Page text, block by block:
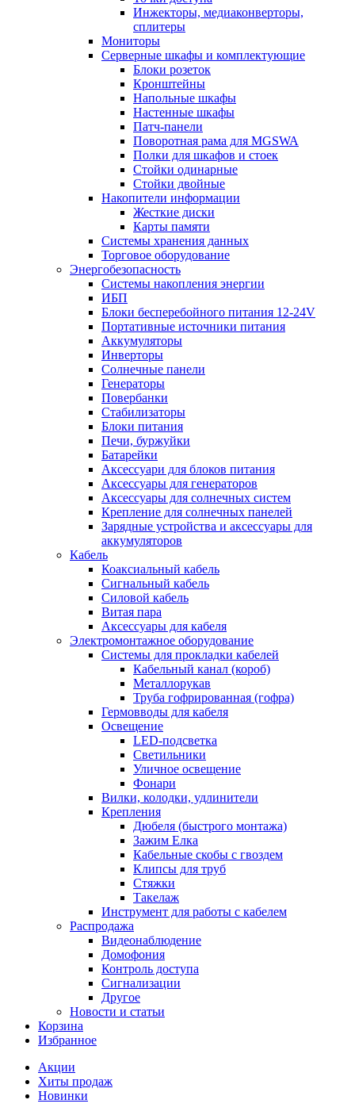
Инжекторы, медиаконверторы,
сплитеры
Мониторы
Серверные шкафы и комплектующие
Блоки розеток
Кронштейны
Напольные шкафы
Настенные шкафы
Патч-панели
Поворотная рама для MGSWA
Полки для шкафов и стоек
Стойки одинарные
Стойки двойные
Накопители информации
Жесткие диски
Карты памяти
Системы хранения данных
Торговое оборудование
Энергобезопасность
Системы накопления энергии
ИБП
Блоки бесперебойного питания 12-24V
Портативные источники питания
Аккумуляторы
Инверторы
Солнечные панели
Генераторы
Повербанки
Стабилизаторы
Блоки питания
Печи, буржуйки
Батарейки
Аксессуари для блоков питания
Аксессуары для генераторов
Аксессуары для солнечных систем
Крепление для солнечных панелей
Зарядные устройства и аксессуары для
аккумуляторов
Кабель
Коаксиальный кабель
Сигнальный кабель
Силовой кабель
Витая пара
Аксессуары для кабеля
Электромонтажное оборудование
Системы для прокладки кабелей
Кабельный канал (короб)
Металлорукав
Труба гофрированная (гофра)
Гермовводы для кабеля
Освещение
LED-подсветка
Светильники
Уличное освещение
Фонари
Вилки, колодки, удлинители
Крепления
Дюбеля (быстрого монтажа)
Зажим Елка
Кабельные скобы с гвоздем
Клипсы для труб
Стяжки
Такелаж
Инструмент для работы с кабелем
Распродажа
Видеонаблюдение
Домофония
Контроль доступа
Сигнализации
Другое
Новости и статьи
Корзина
Избранное
Акции
Хиты продаж
Новинки